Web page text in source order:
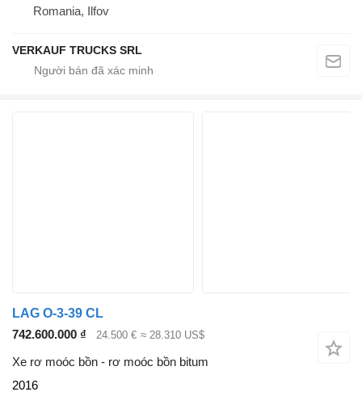
Romania, Ilfov
VERKAUF TRUCKS SRL
LAG O-3-39 CL
742.600.000 ₫
24.500 € ≈ 28.310 US$
Xe rơ moóc bồn - rơ moóc bồn bitum
2016